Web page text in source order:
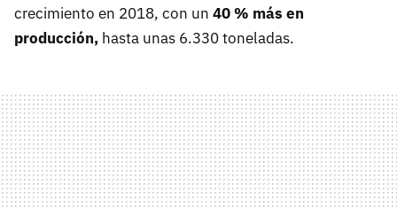
crecimiento en 2018, con un 40 % más en
producción, hasta unas 6.330 toneladas.